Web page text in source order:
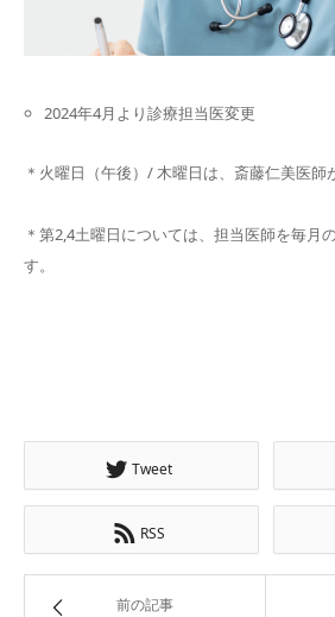
2024年4月より診療担当医変更
＊火曜日（午後）/ 木曜日は、斎藤仁美医師
＊第2,4土曜日については、担当医師を毎月
す。
Tweet
RSS
前の記事